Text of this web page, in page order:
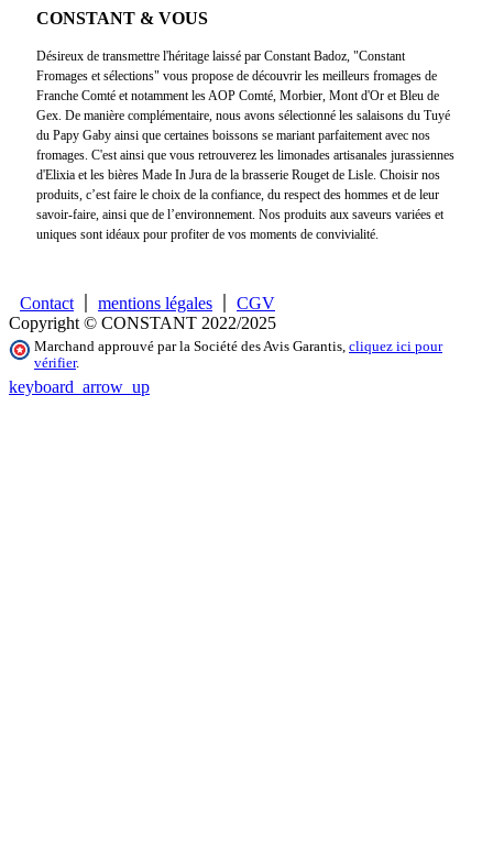
CONSTANT & VOUS
Désireux de transmettre l'héritage laissé par Constant Badoz, "Constant
Fromages et sélections" vous propose de découvrir les meilleurs fromages de
Franche Comté et notamment les AOP Comté, Morbier, Mont d'Or et Bleu de
Gex. De manière complémentaire, nous avons sélectionné les salaisons du Tuyé
du Papy Gaby ainsi que certaines boissons se mariant parfaitement avec nos
fromages. C'est ainsi que vous retrouverez les limonades artisanales jurassiennes
d'Elixia et les bières Made In Jura de la brasserie Rouget de Lisle. Choisir nos
produits, c’est faire le choix de la confiance, du respect des hommes et de leur
savoir-faire, ainsi que de l’environnement. Nos produits aux saveurs variées et
uniques sont idéaux pour profiter de vos moments de convivialité.
Contact mentions légales
CGV
Copyright © CONSTANT 2022/2025
Marchand approuvé par la Société des Avis Garantis, cliquez ici pour
vérifier.
keyboard_arrow_up